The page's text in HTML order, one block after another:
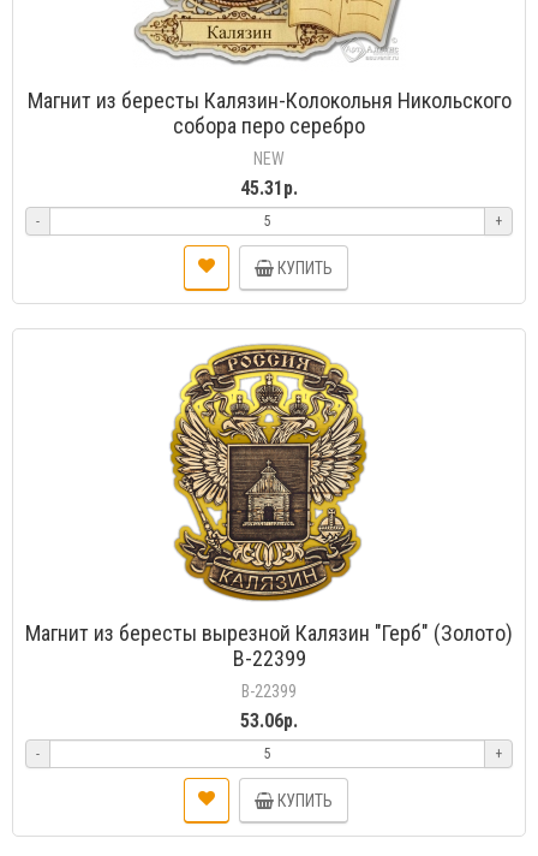
Магнит из бересты Калязин-Колокольня Никольского
собора перо серебро
NEW
45.31р.
- +
КУПИТЬ
Магнит из бересты вырезной Калязин "Герб" (Золото)
В-22399
В-22399
53.06р.
- +
КУПИТЬ